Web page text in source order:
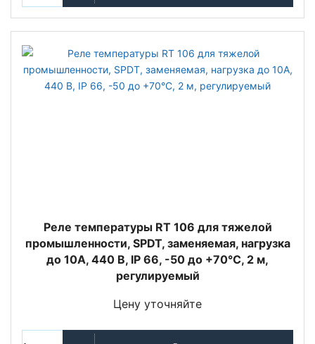
Реле температуры RT 106 для тяжелой
промышленности, SPDT, заменяемая, нагрузка
до 10А, 440 В, IP 66, -50 до +70°С, 2 м,
регулируемый
Цену уточняйте